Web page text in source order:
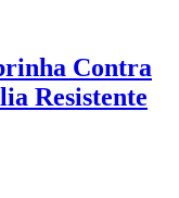
Contra
Resistente